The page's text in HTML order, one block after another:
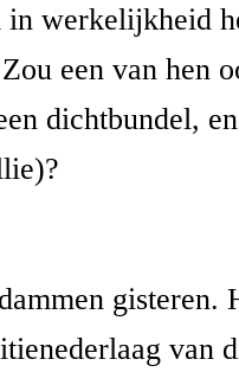
werkelijkheid
een van hen
dichtbundel,
gisteren.
van